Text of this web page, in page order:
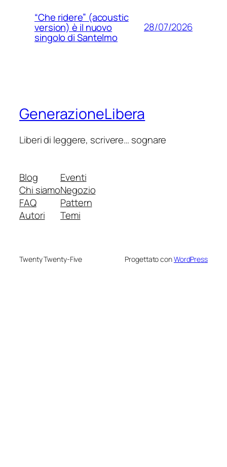
“Che ridere” (acoustic
version) è il nuovo
singolo di Santelmo
28/07/2026
GenerazioneLibera
Liberi di leggere, scrivere… sognare
Blog
Chi siamo
FAQ
Autori
Eventi
Negozio
Pattern
Temi
Twenty Twenty-Five Progettato conWordPress